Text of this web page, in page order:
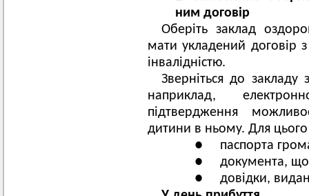
ним договір
Оберіть заклад
мати укладений договір
інвалідністю.
Зверніться до закладу
наприклад,
підтвердження
дитини в ньому. Для цього
● паспорта
● документа, що
● довідки,